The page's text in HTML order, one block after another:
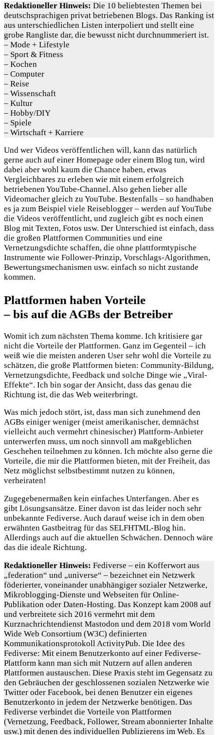
Redaktioneller Hinweis: Die 10 beliebtesten Themen bei
deutschsprachigen privat betriebenen Blogs. Das Ranking ist
aus unterschiedlichen Listen interpoliert und stellt eine
grobe Rangliste dar, die bewusst nicht durchnummeriert ist.
– Mode + Lifestyle
– Sport & Fitness
– Kochen
– Computer
– Reise
– Wissenschaft
– Kultur
– Hobby/DIY
– Spiele
– Wirtschaft + Karriere
Und wer Videos veröffentlichen will, kann das natürlich
gerne auch auf einer Homepage oder einem Blog tun, wird
dabei aber wohl kaum die Chance haben, etwas
Vergleichbares zu erleben wie mit einem erfolgreich
betriebenen YouTube-Channel. Also gehen lieber alle
Videomacher gleich zu YouTube. Bestenfalls – so handhaben
es ja zum Beispiel viele Reiseblogger – werden auf YouTube
die Videos veröffentlicht, und zugleich gibt es noch einen
Blog mit Texten, Fotos usw. Der Unterschied ist einfach, dass
die großen Plattformen Communities und eine
Vernetzungsdichte schaffen, die ohne plattformtypische
Instrumente wie Follower-Prinzip, Vorschlags-Algorithmen,
Bewertungsmechanismen usw. einfach so nicht zustande
kommen.
Plattformen haben Vorteile
– bis auf die AGBs der Betreiber
Womit ich zum nächsten Thema komme. Ich kritisiere gar
nicht die Vorteile der Plattformen. Ganz im Gegenteil – ich
weiß wie die meisten anderen User sehr wohl die Vorteile zu
schätzen, die große Plattformen bieten: Community-Bildung,
Vernetzungsdichte, Feedback und solche Dinge wie „Viral-
Effekte“. Ich bin sogar der Ansicht, dass das genau die
Richtung ist, die das Web weiterbringt.
Was mich jedoch stört, ist, dass man sich zunehmend den
AGBs einiger weniger (meist amerikanischer, demnächst
vielleicht auch vermehrt chinesischer) Plattform-Anbieter
unterwerfen muss, um noch sinnvoll am maßgeblichen
Geschehen teilnehmen zu können. Ich möchte also gerne die
Vorteile, die mir die Plattformen bieten, mit der Freiheit, das
Netz möglichst selbstbestimmt nutzen zu können,
verheiraten!
Zugegebenermaßen kein einfaches Unterfangen. Aber es
gibt Lösungsansätze. Einer davon ist das leider noch sehr
unbekannte Fediverse. Auch darauf weise ich in dem oben
erwähnten Gastbeitrag für das SELFHTML-Blog hin.
Allerdings auch auf die aktuellen Schwächen. Dennoch wäre
das die ideale Richtung.
Redaktioneller Hinweis: Fediverse – ein Kofferwort aus
„federation“ und „universe“ – bezeichnet ein Netzwerk
föderierter, voneinander unabhängiger sozialer Netzwerke,
Mikroblogging-Dienste und Webseiten für Online-
Publikation oder Daten-Hosting. Das Konzept kam 2008 auf
und verbreitete sich 2016 vermehrt mit dem
Kurznachrichtendienst Mastodon und dem 2018 vom World
Wide Web Consortium (W3C) definierten
Kommunikationsprotokoll ActivityPub. Die Idee des
Fediverse: Mit einem Benutzerkonto auf einer Fediverse-
Plattform kann man sich mit Nutzern auf allen anderen
Plattformen austauschen. Diese Praxis steht im Gegensatz zu
den Gebräuchen der geschlossenen sozialen Netzwerke wie
Twitter oder Facebook, bei denen Benutzer ein eigenes
Benutzerkonto in jedem der Netzwerke benötigen. Das
Fediverse verbindet die Vorteile von Plattformen
(Vernetzung, Feedback, Follower, Stream abonnierter Inhalte
usw.) mit denen des individuellen Publizierens im Web. Es